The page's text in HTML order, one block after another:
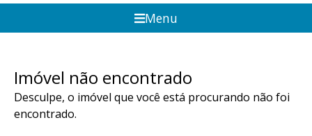
Menu
Imóvel não encontrado
Desculpe, o imóvel que você está procurando não foi
encontrado.